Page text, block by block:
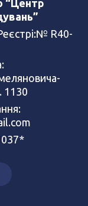
“Центр
R40-
1130